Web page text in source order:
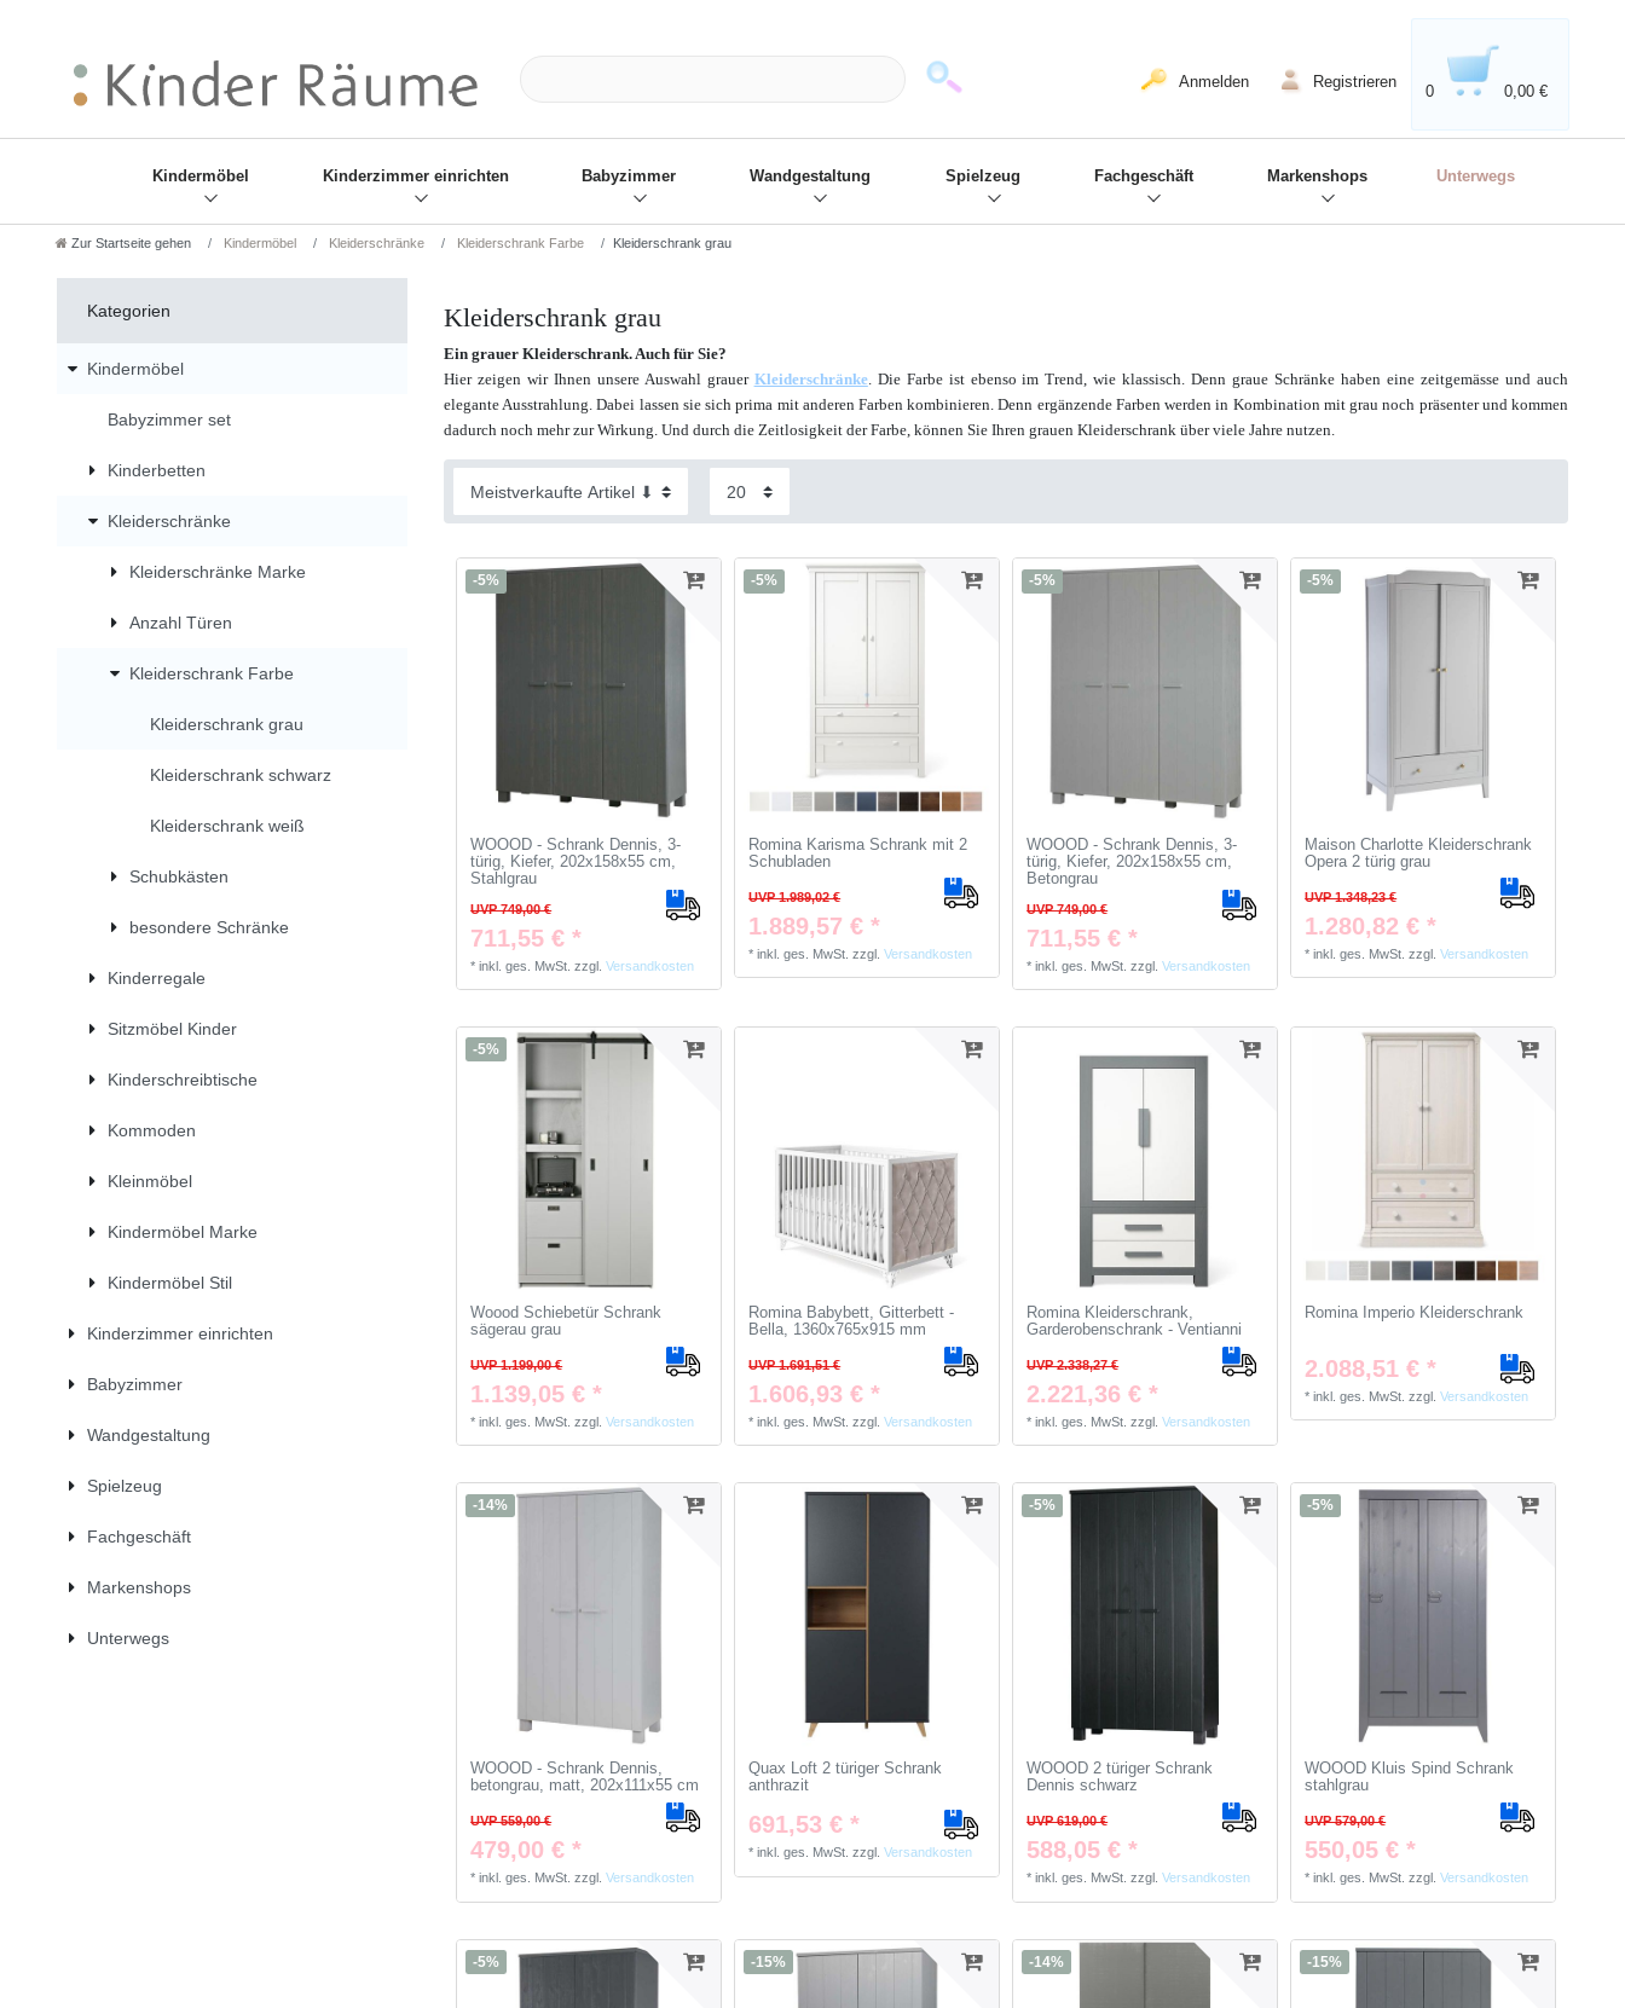
Anmelden Registrieren
0 0,00 €
Kindermöbel Kinderzimmer einrichten Babyzimmer Wandgestaltung Spielzeug Fachgeschäft Markenshops Unterwegs
Zur Startseite gehen Kindermöbel Kleiderschränke Kleiderschrank Farbe Kleiderschrank grau
Kategorien
Kindermöbel
Babyzimmer set
Kinderbetten
Kleiderschränke
Kleiderschränke Marke
Anzahl Türen
Kleiderschrank Farbe
Kleiderschrank grau
Kleiderschrank schwarz
Kleiderschrank weiß
Schubkästen
besondere Schränke
Kinderregale
Sitzmöbel Kinder
Kinderschreibtische
Kommoden
Kleinmöbel
Kindermöbel Marke
Kindermöbel Stil
Kinderzimmer einrichten
Babyzimmer
Wandgestaltung
Spielzeug
Fachgeschäft
Markenshops
Unterwegs
Kleiderschrank grau
Ein grauer Kleiderschrank. Auch für Sie?
Hier zeigen wir Ihnen unsere Auswahl grauer Kleiderschränke. Die Farbe ist ebenso im Trend, wie klassisch. Denn graue Schränke haben eine zeitgemässe und auch
elegante Ausstrahlung. Dabei lassen sie sich prima mit anderen Farben kombinieren. Denn ergänzende Farben werden in Kombination mit grau noch präsenter und kommen
dadurch noch mehr zur Wirkung. Und durch die Zeitlosigkeit der Farbe, können Sie Ihren grauen Kleiderschrank über viele Jahre nutzen.
-5%
WOOOD - Schrank Dennis, 3-
türig, Kiefer, 202x158x55 cm,
Stahlgrau
UVP 749,00 €
711,55 € *
*inkl. ges. MwSt. zzgl.Versandkosten
-5%
Romina Karisma Schrank mit 2
Schubladen
UVP 1.989,02 €
1.889,57 € *
*inkl. ges. MwSt. zzgl.Versandkosten
-5%
WOOOD - Schrank Dennis, 3-
türig, Kiefer, 202x158x55 cm,
Betongrau
UVP 749,00 €
711,55 € *
*inkl. ges. MwSt. zzgl.Versandkosten
-5%
Maison Charlotte Kleiderschrank
Opera 2 türig grau
UVP 1.348,23 €
1.280,82 € *
*inkl. ges. MwSt. zzgl.Versandkosten
-5%
Woood Schiebetür Schrank
sägerau grau
UVP 1.199,00 €
1.139,05 € *
*inkl. ges. MwSt. zzgl.Versandkosten
Romina Babybett, Gitterbett -
Bella, 1360x765x915 mm
UVP 1.691,51 €
1.606,93 € *
*inkl. ges. MwSt. zzgl.Versandkosten
Romina Kleiderschrank,
Garderobenschrank - Ventianni
UVP 2.338,27 €
2.221,36 € *
*inkl. ges. MwSt. zzgl.Versandkosten
Romina Imperio Kleiderschrank
2.088,51 € *
*inkl. ges. MwSt. zzgl.Versandkosten
-14%
WOOOD - Schrank Dennis,
betongrau, matt, 202x111x55 cm
UVP 559,00 €
479,00 € *
*inkl. ges. MwSt. zzgl.Versandkosten
Quax Loft 2 türiger Schrank
anthrazit
691,53 € *
*inkl. ges. MwSt. zzgl.Versandkosten
-5%
WOOOD 2 türiger Schrank
Dennis schwarz
UVP 619,00 €
588,05 € *
*inkl. ges. MwSt. zzgl.Versandkosten
-5%
WOOOD Kluis Spind Schrank
stahlgrau
UVP 579,00 €
550,05 € *
*inkl. ges. MwSt. zzgl.Versandkosten
-5% -15% -14% -15%